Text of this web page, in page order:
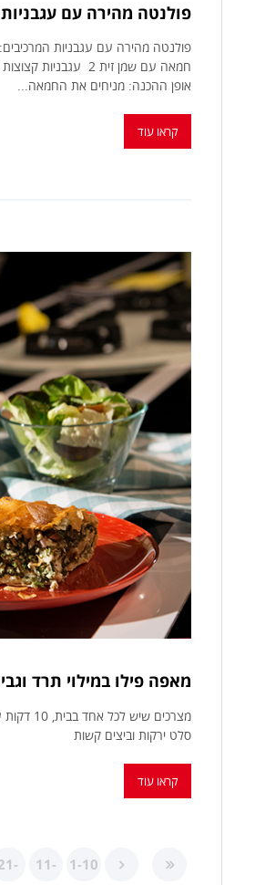
פולנטה מהירה עם עגבניות
אופן ההכנה: מניחים את החמאה...
קראו עוד
מאפה פילו במילוי תרד
סלט ירקות וביצים קשות
קראו עוד
1-10
11-